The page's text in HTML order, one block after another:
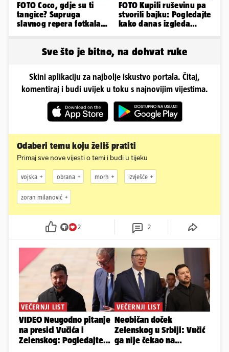
FOTO Coco, gdje su ti
tangice? Supruga
slavnog repera fotkala
FOTO Kupili ruševinu pa
stvorili bajku: Pogledajte
kako danas izgleda
Sve što je bitno, na dohvat ruke
Skini aplikaciju za najbolje iskustvo portala. Čitaj,
komentiraj i budi uvijek u toku s najnovijim vijestima.
Odaberi temu koju želiš pratiti
Primaj sve nove vijesti o temi i budi u tijeku
vojska obrana morh izvješće
zoran milanović
2 2